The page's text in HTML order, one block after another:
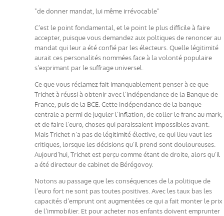
"de donner mandat, lui même irrévocable"
C’est le point fondamental, et le point le plus difficile à faire
accepter, puisque vous demandez aux poltiques de renoncer au
mandat qui leur a été confié par les électeurs. Quelle légitimité
aurait ces personalités nommées face à la volonté populaire
s’exprimant par le suffrage universel.
Ce que vous réclamez fait imanquablement penser à ce que
Trichet à réussi à obtenir avec l’indépendance de la Banque de
France, puis de la BCE. Cette indépendance de la banque
centrale a permi de juguler l’inflation, de coller le franc au mark,
et de faire l’euro, choses qui paraissaient impossibles avant.
Mais Trichet n’a pas de légitimité élective, ce qui lieu vaut les
critiques, lorsque les décisions qu’il prend sont douloureuses.
Aujourd’hui, Trichet est perçu comme étant de droite, alors qu’il
a été directeur de cabinet de Bérégovoy.
Notons au passage que les conséquences de la politique de
l’euro fort ne sont pas toutes positives. Avec les taux bas les
capacités d’emprunt ont augmentées ce qui a fait monter le prix
de l’immobilier. Et pour acheter nos enfants doivent emprunter